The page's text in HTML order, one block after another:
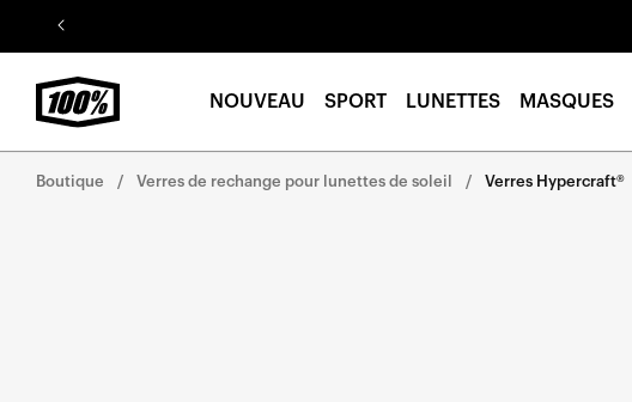
Aller au
contenu
NOUVEAU SPORT LUNETTES MASQUES
Boutique Verres de rechange pour lunettes de soleil Verres Hypercraft®